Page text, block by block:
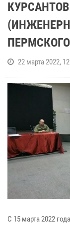
22 марта 2022,
С 15 марта 2022